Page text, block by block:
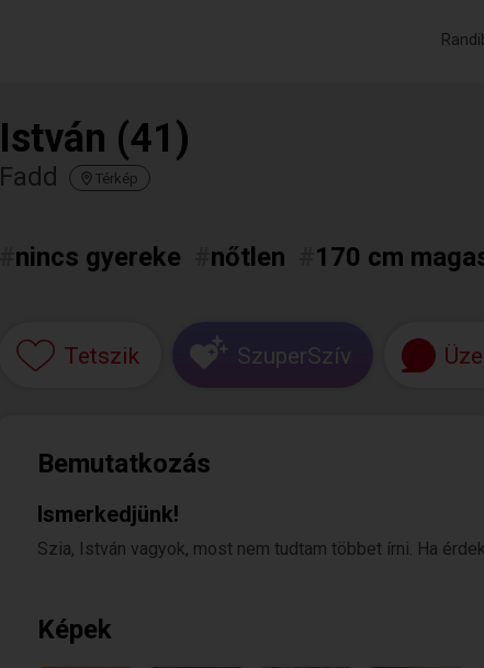
István (41)
Fadd Térkép
nincs gyereke nőtlen 170 cm
Tetszik SzuperSzív
Bemutatkozás
Ismerkedjünk!
Szia, István vagyok, most nem tudtam többet írni. Ha
Képek